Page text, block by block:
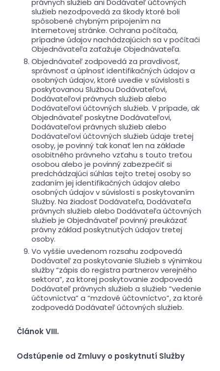
právnych služieb ani Dodávateľ účtovných
služieb nezodpovedá za škody ktoré boli
spôsobené chybným pripojením na
Internetovej stránke. Ochrana počítača,
prípadne údajov nachádzajúcich sa v počítači
Objednávateľa zaťažuje Objednávateľa.
Objednávateľ zodpovedá za pravdivosť,
správnosť a úplnosť identifikačných údajov a
osobných údajov, ktoré uvedie v súvislosti s
poskytovanou Službou Dodávateľovi,
Dodávateľovi právnych služieb alebo
Dodávateľovi účtovných služieb. V prípade, ak
Objednávateľ poskytne Dodávateľovi,
Dodávateľovi právnych služieb alebo
Dodávateľovi účtovných služieb údaje tretej
osoby, je povinný tak konať len na základe
osobitného právneho vzťahu s touto treťou
osobou alebo je povinný zabezpečiť si
predchádzajúci súhlas tejto tretej osoby so
zadaním jej identifikačných údajov alebo
osobných údajov v súvislosti s poskytovaním
Služby. Na žiadosť Dodávateľa, Dodávateľa
právnych služieb alebo Dodávateľa účtovných
služieb je Objednávateľ povinný preukázať
právny základ poskytnutých údajov tretej
osoby.
Vo vyššie uvedenom rozsahu zodpovedá
Dodávateľ za poskytovanie Služieb s výnimkou
služby “zápis do registra partnerov verejného
sektora”, za ktorej poskytovanie zodpovedá
Dodávateľ právnych služieb a služieb “vedenie
účtovníctva” a “mzdové účtovníctvo”, za ktoré
zodpovedá Dodávateľ účtovných služieb.
Článok VIII.
Odstúpenie od Zmluvy o poskytnutí Služby